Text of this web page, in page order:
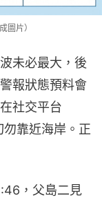
圖片）
未必最大，後
報狀態預料會
社交平台
靠近海岸。正
，父島二見